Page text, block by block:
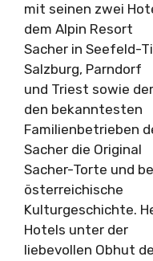
mit seinen zwei
dem Alpin Resort
Sacher in Seefeld-
Salzburg, Parndorf
und Triest sowie
den bekanntesten
Familienbetrieben
Sacher die Original
Sacher-Torte und
österreichische
Kulturgeschichte.
Hotels unter der
liebevollen Obhut